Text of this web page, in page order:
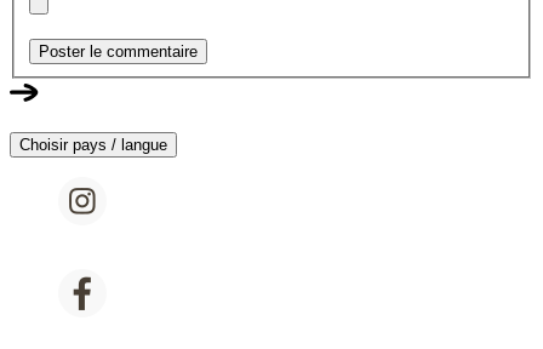
Poster le commentaire
Choisir pays / langue